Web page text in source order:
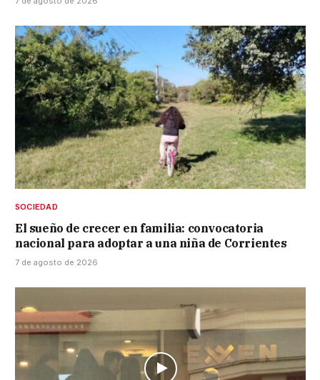
SOCIEDAD
El sueño de crecer en familia: convocatoria
nacional para adoptar a una niña de Corrientes
7 de agosto de 2026